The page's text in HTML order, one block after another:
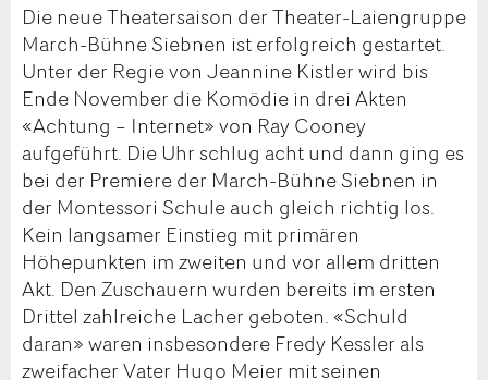
Die neue Theatersaison der Theater-Laiengruppe
March-Bühne Siebnen ist erfolgreich gestartet.
Unter der Regie von Jeannine Kistler wird bis
Ende November die Komödie in drei Akten
«Achtung – Internet» von Ray Cooney
aufgeführt. Die Uhr schlug acht und dann ging es
bei der Premiere der March-Bühne Siebnen in
der Montessori Schule auch gleich richtig los.
Kein langsamer Einstieg mit primären
Höhepunkten im zweiten und vor allem dritten
Akt. Den Zuschauern wurden bereits im ersten
Drittel zahlreiche Lacher geboten. «Schuld
daran» waren insbesondere Fredy Kessler als
zweifacher Vater Hugo Meier mit seinen